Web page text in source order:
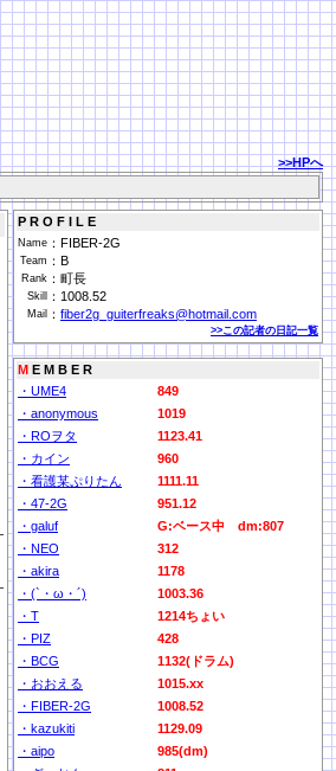
>>HPへ
P R O F I L E
Name ： FIBER-2G
Team ： B
Rank ： 町長
Skill ： 1008.52
Mail ： fiber2g_guiterfreaks@hotmail.com
>>この記者の日記一覧
M E M B E R
・UME4
849
・anonymous
1019
・ROヲタ
1123.41
・カイン
960
・看護某ぷりたん
1111.11
・47-2G
951.12
・galuf
G:ベース中 dm:807
・NEO
312
・akira
1178
・(`・ω・´)
1003.36
・T
1214ちょい
・PIZ
428
・BCG
1132(ドラム)
・おおえる
1015.xx
・FIBER-2G
1008.52
・kazukiti
1129.09
・aipo
985(dm)